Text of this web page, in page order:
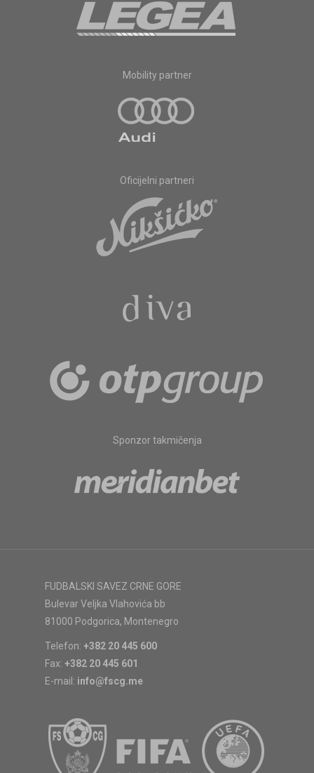
Mobility partner
Oficijelni partneri
Sponzor takmičenja
FUDBALSKI SAVEZ CRNE GORE
Bulevar Veljka Vlahovića bb
81000 Podgorica, Montenegro
Telefon: +382 20 445 600
Fax: +382 20 445 601
E-mail: info@fscg.me